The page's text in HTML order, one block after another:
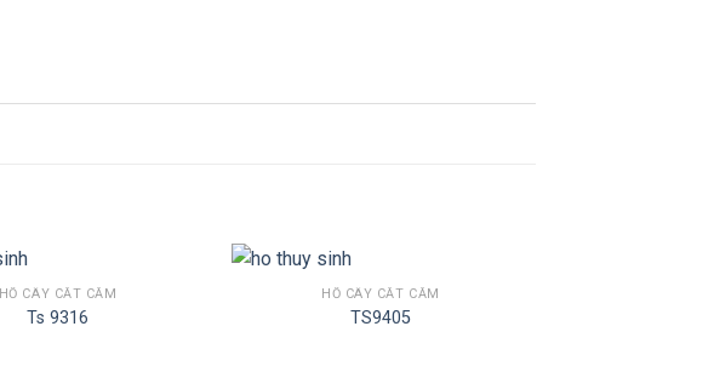
HỒ CÂY CẮT CẮM
Ts 9316
HỒ CÂY CẮT CẮM
TS9405